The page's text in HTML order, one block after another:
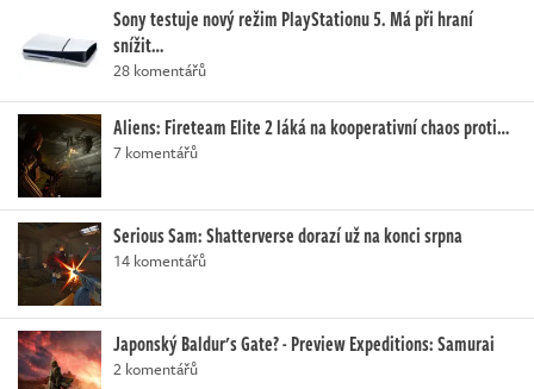
Sony testuje nový režim PlayStationu 5. Má při hraní
snížit…
28 komentářů
Aliens: Fireteam Elite 2 láká na kooperativní chaos proti…
7 komentářů
Serious Sam: Shatterverse dorazí už na konci srpna
14 komentářů
Japonský Baldur's Gate? - Preview Expeditions: Samurai
2 komentářů